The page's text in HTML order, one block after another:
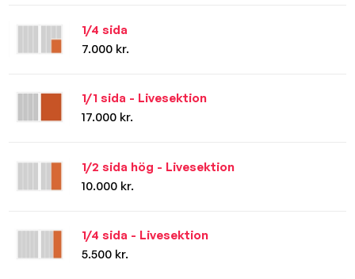
1/4 sida
7.000 kr.
1/1 sida - Livesektion
17.000 kr.
1/2 sida hög - Livesektion
10.000 kr.
1/4 sida - Livesektion
5.500 kr.